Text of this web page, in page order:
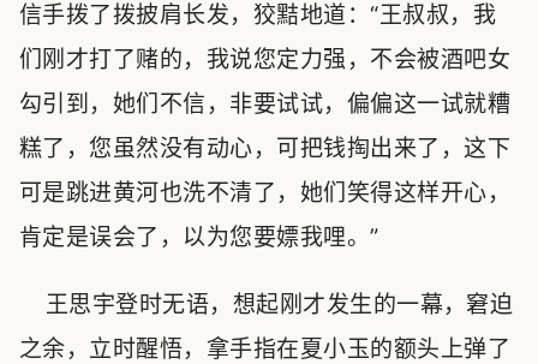
信手拨了拨披肩长发，狡黠地道：“王叔叔，我
们刚才打了赌的，我说您定力强，不会被酒吧女
勾引到，她们不信，非要试试，偏偏这一试就糟
糕了，您虽然没有动心，可把钱掏出来了，这下
可是跳进黄河也洗不清了，她们笑得这样开心，
肯定是误会了，以为您要嫖我哩。”
王思宇登时无语，想起刚才发生的一幕，窘迫
之余，立时醒悟，拿手指在夏小玉的额头上弹了